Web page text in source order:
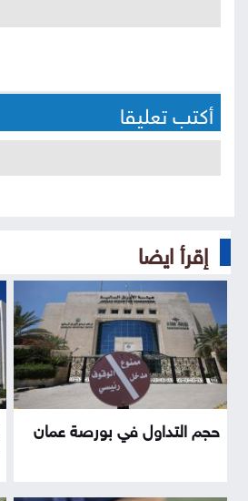
أكتب تعليقا
إقرأ ايضا
حجم التداول في بورصة عمان